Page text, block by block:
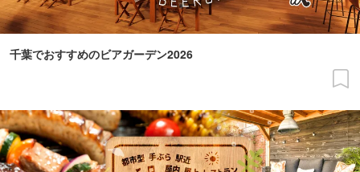
千葉でおすすめのビアガーデン2026